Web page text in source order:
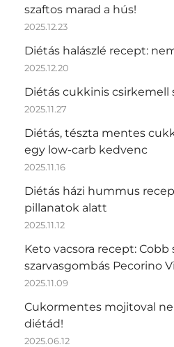
szaftos marad a hús!
2025.12.23
Diétás halászlé recept:
2025.12.20
Diétás cukkinis csirkemell
2025.11.27
Diétás, tészta mentes
egy low-carb kedvenc
2025.11.16
Diétás házi hummus
pillanatok alatt
2025.11.12
Keto vacsora recept: Cobb
szarvasgombás Pecorino
2025.11.09
Cukormentes mojitoval
diétád!
2025.06.12